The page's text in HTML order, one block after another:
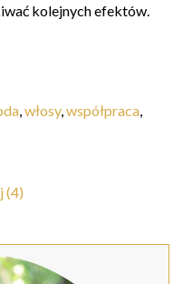
kolejnych efektów.
,włosy,współpraca,
(4)